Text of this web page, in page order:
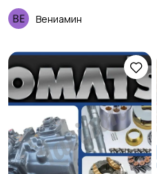
Вениамин